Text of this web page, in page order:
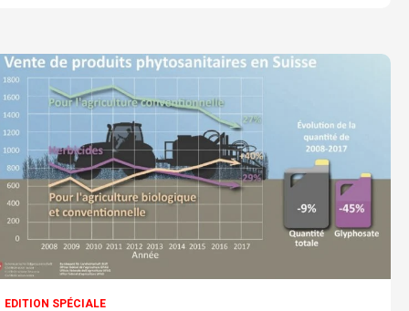
EDITION SPÉCIALE